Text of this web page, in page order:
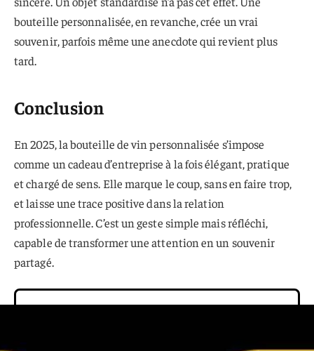
bouteille personnalisée, en revanche, crée un vrai
souvenir, parfois même une anecdote qui revient plus
tard.
Conclusion
En 2025, la bouteille de vin personnalisée s’impose
comme un cadeau d’entreprise à la fois élégant, pratique
et chargé de sens. Elle marque le coup, sans en faire trop,
et laisse une trace positive dans la relation
professionnelle. C’est un geste simple mais réfléchi,
capable de transformer une attention en un souvenir
partagé.